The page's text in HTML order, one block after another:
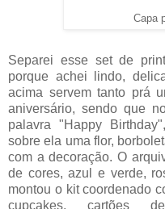
Capa
Separei esse set de
porque achei lindo,
acima servem tanto prá
aniversário, sendo que
palavra "Happy
sobre ela uma flor,
com a decoração. O
de cores, azul e verde,
montou o kit coordenado
cupcakes, cartões